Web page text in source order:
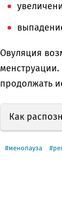
Овуляция
продолжать
Как
менопауза